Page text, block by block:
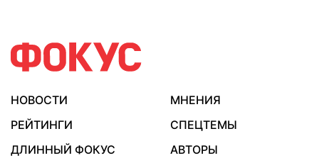
НОВОСТИ
МНЕНИЯ
РЕЙТИНГИ
СПЕЦТЕМЫ
ДЛИННЫЙ ФОКУС
АВТОРЫ